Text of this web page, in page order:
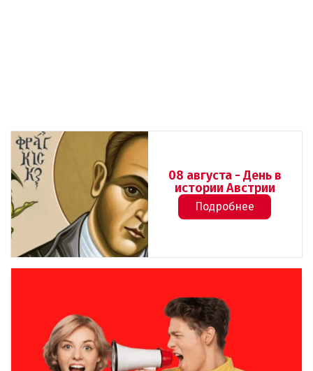
08 августа - День в
истории Австрии
Подробнее